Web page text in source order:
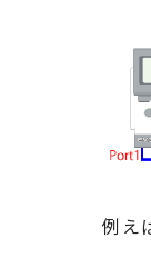
例え